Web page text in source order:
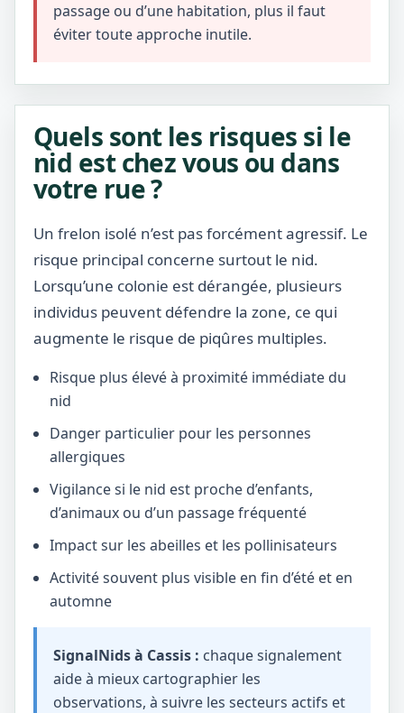
passage ou d’une habitation, plus il faut
éviter toute approche inutile.
Quels sont les risques si le
nid est chez vous ou dans
votre rue ?
Un frelon isolé n’est pas forcément agressif. Le
risque principal concerne surtout le nid.
Lorsqu’une colonie est dérangée, plusieurs
individus peuvent défendre la zone, ce qui
augmente le risque de piqûres multiples.
Risque plus élevé à proximité immédiate du
nid
Danger particulier pour les personnes
allergiques
Vigilance si le nid est proche d’enfants,
d’animaux ou d’un passage fréquenté
Impact sur les abeilles et les pollinisateurs
Activité souvent plus visible en fin d’été et en
automne
SignalNids à Cassis : chaque signalement
aide à mieux cartographier les
observations, à suivre les secteurs actifs et